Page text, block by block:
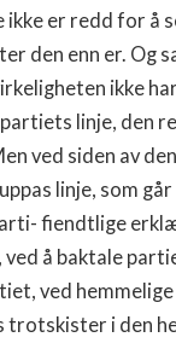
ikke er redd for å
den enn er. Og
ikke
partiets linje, den
ved siden av
linje, som
fiendtlige
å baktale
ved
trotskister i den